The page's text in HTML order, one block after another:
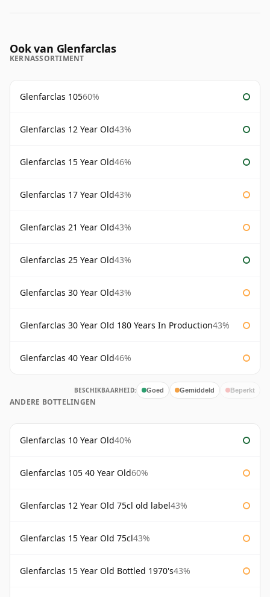
Ook van Glenfarclas
KERNASSORTIMENT
Glenfarclas 10560%
Glenfarclas 12 Year Old43%
Glenfarclas 15 Year Old46%
Glenfarclas 17 Year Old43%
Glenfarclas 21 Year Old43%
Glenfarclas 25 Year Old43%
Glenfarclas 30 Year Old43%
Glenfarclas 30 Year Old 180 Years In Production43%
Glenfarclas 40 Year Old46%
BESCHIKBAARHEID: Goed Gemiddeld Beperkt
ANDERE BOTTELINGEN
Glenfarclas 10 Year Old40%
Glenfarclas 105 40 Year Old60%
Glenfarclas 12 Year Old 75cl old label43%
Glenfarclas 15 Year Old 75cl43%
Glenfarclas 15 Year Old Bottled 1970's43%